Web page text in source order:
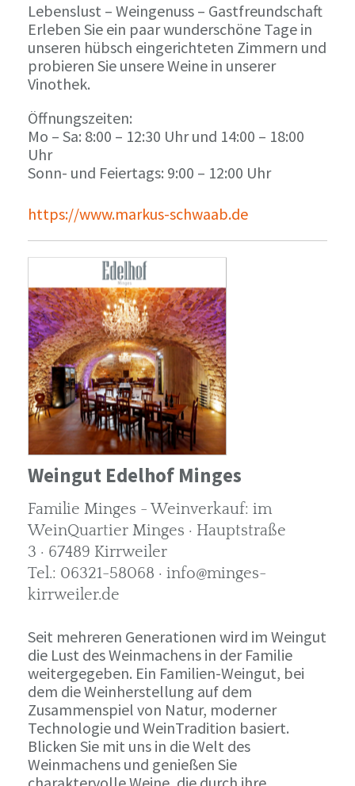
Lebenslust – Weingenuss – Gastfreundschaft
Erleben Sie ein paar wunderschöne Tage in
unseren hübsch eingerichteten Zimmern und
probieren Sie unsere Weine in unserer
Vinothek.
Öffnungszeiten:
Mo – Sa: 8:00 – 12:30 Uhr und 14:00 – 18:00
Uhr
Sonn- und Feiertags: 9:00 – 12:00 Uhr
https://www.markus-schwaab.de
Weingut Edelhof Minges
Familie Minges - Weinverkauf: im
WeinQuartier Minges · Hauptstraße
3 · 67489 Kirrweiler
Tel.: 06321-58068 · info@minges-
kirrweiler.de
Seit mehreren Generationen wird im Weingut
die Lust des Weinmachens in der Familie
weitergegeben. Ein Familien-Weingut, bei
dem die Weinherstellung auf dem
Zusammenspiel von Natur, moderner
Technologie und WeinTradition basiert.
Blicken Sie mit uns in die Welt des
Weinmachens und genießen Sie